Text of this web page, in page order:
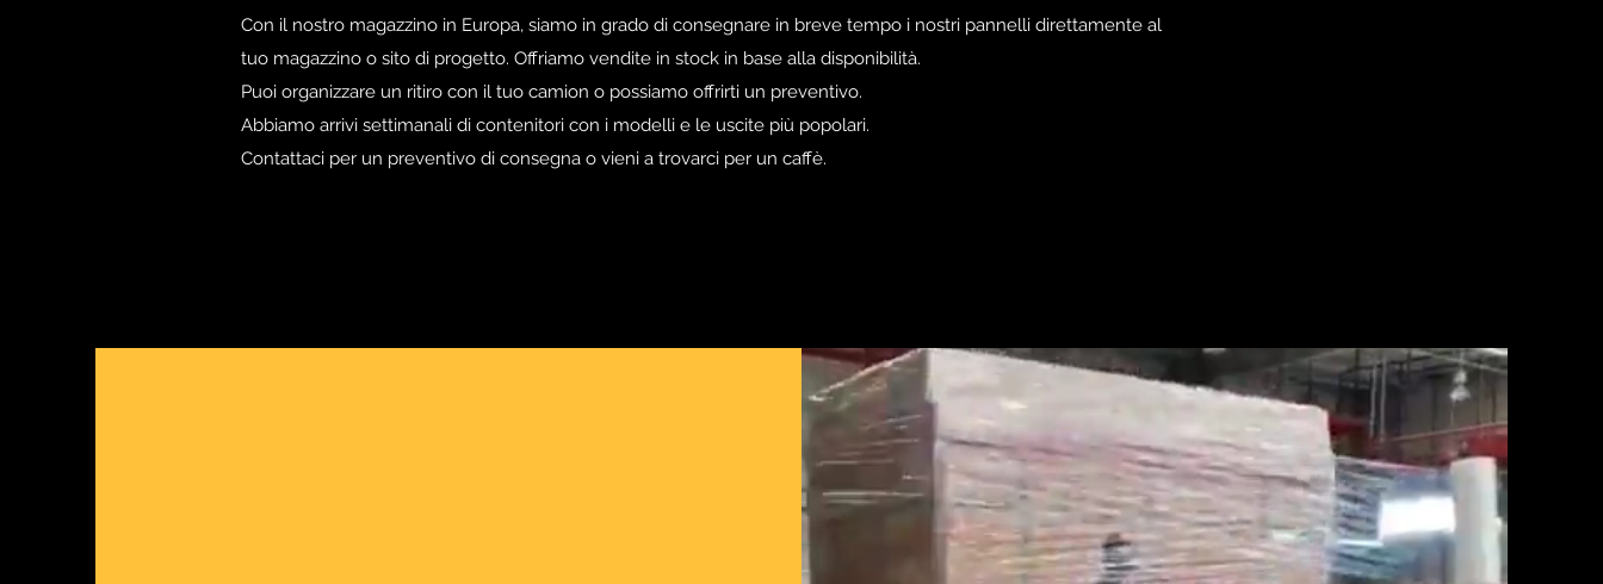
Con il nostro magazzino in Europa, siamo in grado di consegnare in breve tempo i nostri pannelli direttamente al
tuo magazzino o sito di progetto. Offriamo vendite in stock in base alla disponibilità.
Puoi organizzare un ritiro con il tuo camion o possiamo offrirti un preventivo.
Abbiamo arrivi settimanali di contenitori con i modelli e le uscite più popolari.
Contattaci per un preventivo di consegna o vieni a trovarci per un caffè.